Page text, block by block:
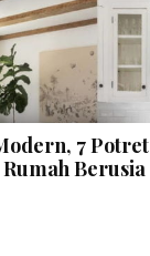
7 Potret
Berusia